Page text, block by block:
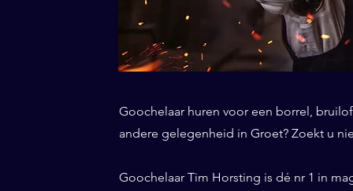
Goochelaar huren voor een borrel,
andere gelegenheid in Groet? Zoekt u
Goochelaar Tim Horsting is dé nr 1 in